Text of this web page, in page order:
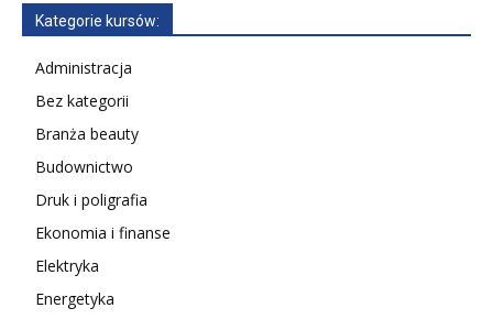
Kategorie kursów:
Administracja
Bez kategorii
Branża beauty
Budownictwo
Druk i poligrafia
Ekonomia i finanse
Elektryka
Energetyka